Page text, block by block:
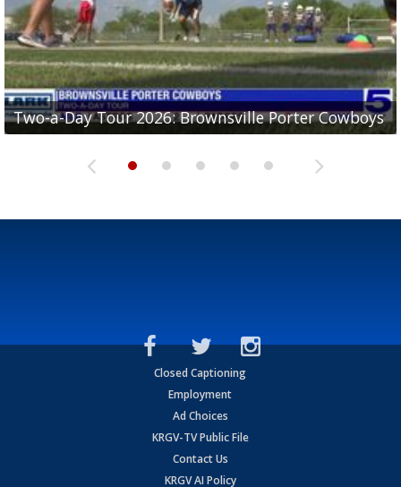
Two-a-Day Tour 2026: Brownsville Porter Cowboys
Two-a-Day Tour 2026: Brownsville Lopez Lobos
Two-a-Day Tour 2026: Mercedes Tigers
Two-a-Day Tour 2026: Progreso Red Ants
Two-a-Day Tour 2026: Donna Redskins
Closed Captioning
Employment
Ad Choices
KRGV-TV Public File
Contact Us
KRGV AI Policy